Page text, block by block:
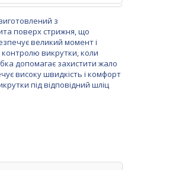
з
поверх стрижня, що
великий момент і
викрутки, коли
допомагає захистити жало
високу швидкість і комфорт
під відповідний шліц